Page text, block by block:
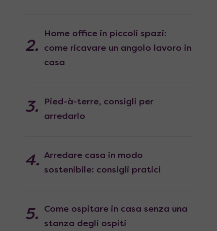
Home office in piccoli spazi:
come ricavare un angolo lavoro in
casa
Pied-à-terre, consigli per
arredarlo
Arredare casa in modo
sostenibile: consigli pratici
Come ospitare in casa senza una
stanza degli ospiti